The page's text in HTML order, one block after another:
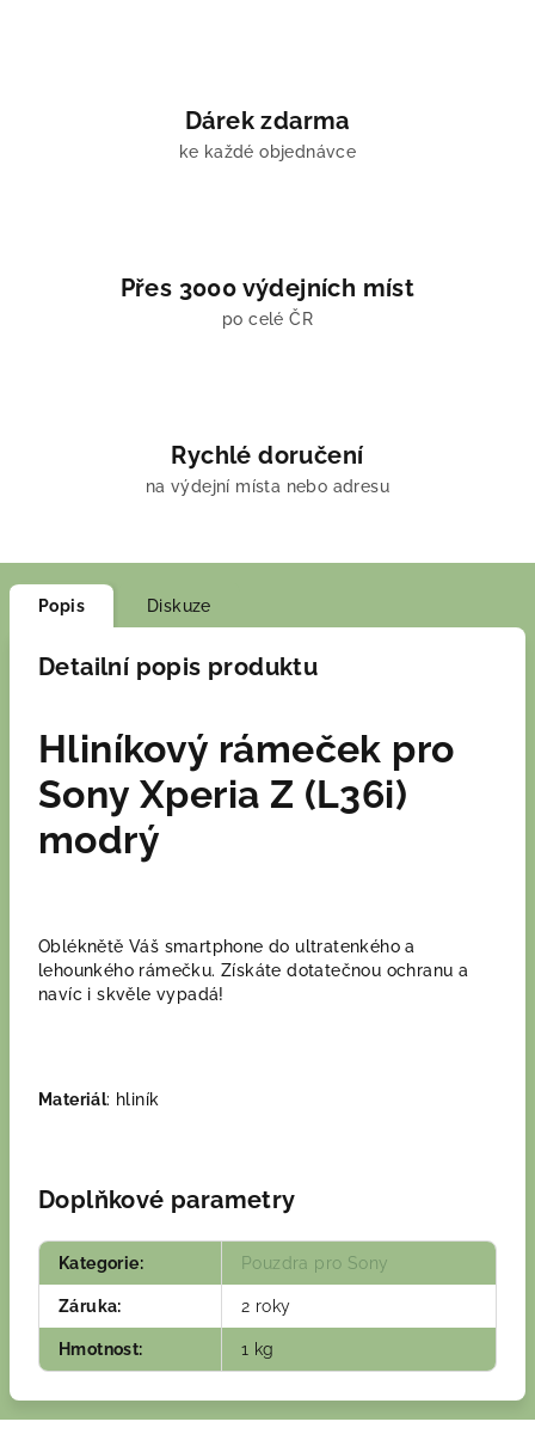
Dárek zdarma
ke každé objednávce
Přes 3000 výdejních míst
po celé ČR
Rychlé doručení
na výdejní místa nebo adresu
Popis Diskuze
Detailní popis produktu
Hliníkový rámeček pro
Sony Xperia Z (L36i)
modrý
Obléknětě Váš smartphone do ultratenkého a
lehounkého rámečku. Získáte dotatečnou ochranu a
navíc i skvěle vypadá!
Materiál: hliník
Doplňkové parametry
Kategorie: Pouzdra pro Sony
Záruka: 2 roky
Hmotnost: 1 kg